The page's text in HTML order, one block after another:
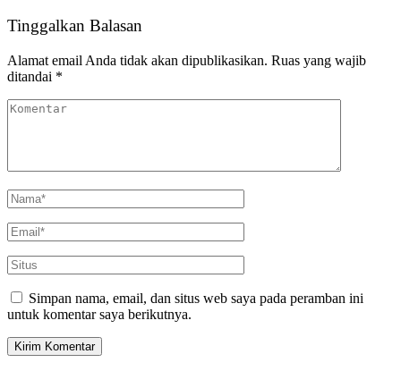
Tinggalkan Balasan
Alamat email Anda tidak akan dipublikasikan. Ruas yang wajib
ditandai *
Simpan nama, email, dan situs web saya pada peramban ini
untuk komentar saya berikutnya.